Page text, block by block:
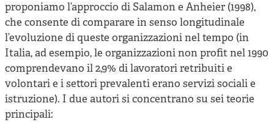
proponiamo l’approccio di Salamon e Anheier (1998),
che consente di comparare in senso longitudinale
l’evoluzione di queste organizzazioni nel tempo (in
Italia, ad esempio, le organizzazioni non profit nel 1990
comprendevano il 2,9% di lavoratori retribuiti e
volontari e i settori prevalenti erano servizi sociali e
istruzione). I due autori si concentrano su sei teorie
principali: